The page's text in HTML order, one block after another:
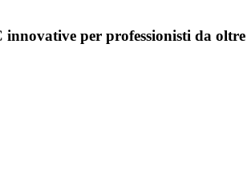
innovative per professionisti da